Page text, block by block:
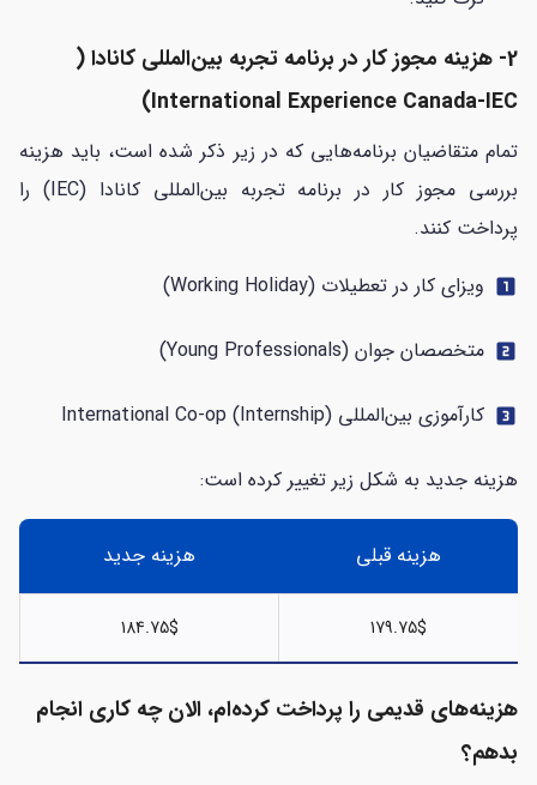
2- هزینه مجوز کار در برنامه تجربه بین‌المللی کانادا (
International Experience Canada-IEC)
تمام متقاضیان برنامه‌هایی که در زیر ذکر شده است، باید هزینه‌
بررسی مجوز کار در برنامه تجربه بین‌المللی کانادا (IEC) را
پرداخت کنند.
looks_one ویزای کار در تعطیلات (Working Holiday)
looks_two متخصصان جوان (Young Professionals)
looks_3 کارآموزی بین‌‌المللی International Co-op (Internship)
هزینه جدید به شکل زیر تغییر کرده است:
هزینه قبلی هزینه جدید
179.75$
184.75$
هزینه‌های قدیمی را پرداخت کرده‌ام، الان چه کاری انجام
بدهم؟